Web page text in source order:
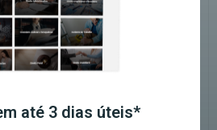
até 3 dias úteis*